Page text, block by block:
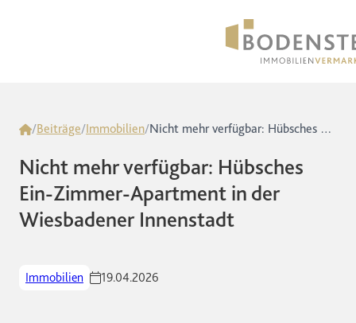
Home
/Beiträge/Immobilien/ Nicht mehr verfügbar: Hübsches Ein-Zimmer-Apartment in der Wiesbadener Innenstadt
Nicht mehr verfügbar: Hübsches
Ein-Zimmer-Apartment in der
Wiesbadener Innenstadt
Immobilien 19.04.2026